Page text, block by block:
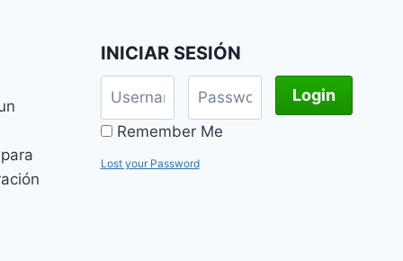
INICIAR SESIÓN
Remember Me
Lost your Password